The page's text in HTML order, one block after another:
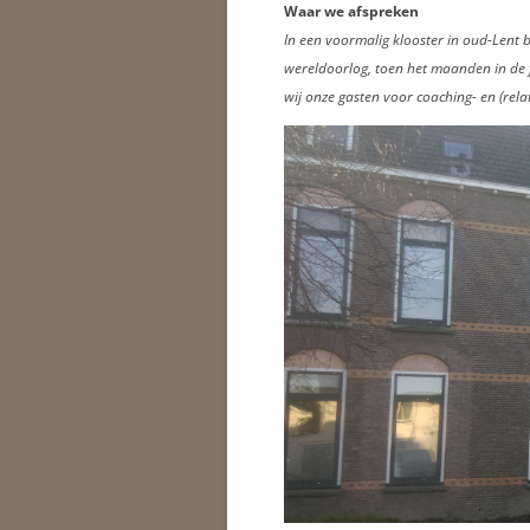
Waar we afspreken
In een voormalig klooster in oud-Lent
wereldoorlog, toen het maanden in de
wij onze gasten voor coaching- en